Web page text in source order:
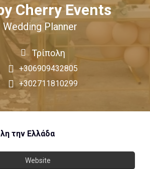
Cherry Events
Wedding Planner
Τρίπολη
+306909432805
+302711810299
την Ελλάδα
Website